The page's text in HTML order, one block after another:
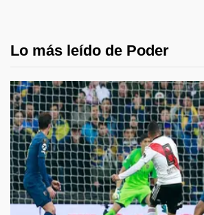
Lo más leído de Poder